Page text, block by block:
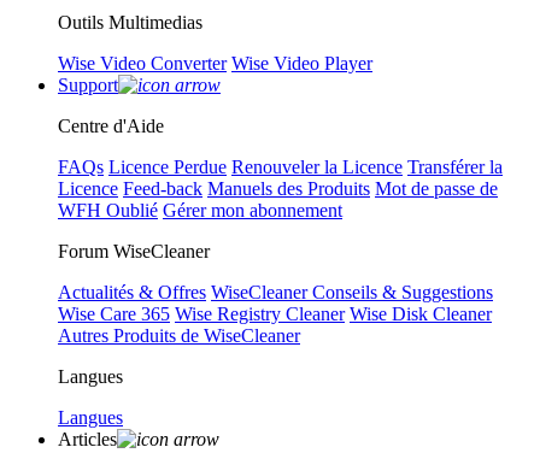
Outils Multimedias
Wise Video Converter Wise Video Player
Support
Centre d'Aide
FAQs Licence Perdue Renouveler la Licence Transférer la
Licence Feed-back Manuels des Produits Mot de passe de
WFH Oublié Gérer mon abonnement
Forum WiseCleaner
Actualités & Offres WiseCleaner Conseils & Suggestions
Wise Care 365 Wise Registry Cleaner Wise Disk Cleaner
Autres Produits de WiseCleaner
Langues
Langues
Articles